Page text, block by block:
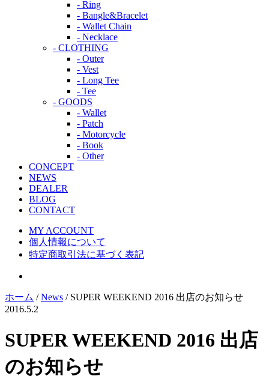
- Ring
- Bangle&Bracelet
- Wallet Chain
- Necklace
- CLOTHING
- Outer
- Vest
- Long Tee
- Tee
- GOODS
- Wallet
- Patch
- Motorcycle
- Book
- Other
CONCEPT
NEWS
DEALER
BLOG
CONTACT
MY ACCOUNT
個人情報について
特定商取引法に基づく表記
ホーム /News / SUPER WEEKEND 2016 出店のお知らせ
2016.5.2
SUPER WEEKEND 2016 出店
のお知らせ